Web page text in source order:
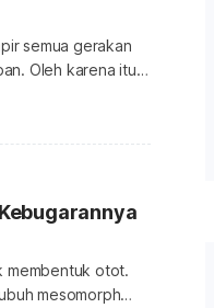
semua gerakan
Oleh karena itu,
dan
memperkuat
yang terletak di
membentuk otot.
mesomorph